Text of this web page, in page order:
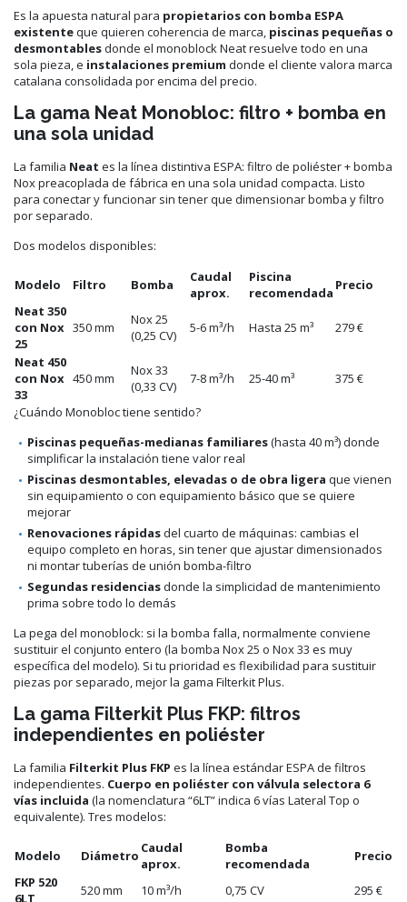
Es la apuesta natural para propietarios con bomba ESPA
existenteque quieren coherencia de marca, piscinas pequeñas o
desmontablesdonde el monoblock Neat resuelve todo en una
sola pieza, e instalaciones premium donde el cliente valora marca
catalana consolidada por encima del precio.
La gama Neat Monobloc: filtro + bomba en
una sola unidad
La familia Neat es la línea distintiva ESPA: filtro de poliéster + bomba
Nox preacoplada de fábrica en una sola unidad compacta. Listo
para conectar y funcionar sin tener que dimensionar bomba y filtro
por separado.
Dos modelos disponibles:
Modelo Filtro Bomba
Caudal
aprox.
Piscina
recomendada Precio
Neat 350
con Nox
25
350 mm
Nox 25
(0,25 CV)
5-6 m³/h Hasta 25 m³ 279 €
Neat 450
con Nox
33
450 mm
Nox 33
(0,33 CV)
7-8 m³/h 25-40 m³ 375 €
¿Cuándo Monobloc tiene sentido?
Piscinas pequeñas-medianas familiares(hasta 40 m³) donde
simplificar la instalación tiene valor real
Piscinas desmontables, elevadas o de obra ligera que vienen
sin equipamiento o con equipamiento básico que se quiere
mejorar
Renovaciones rápidasdel cuarto de máquinas: cambias el
equipo completo en horas, sin tener que ajustar dimensionados
ni montar tuberías de unión bomba-filtro
Segundas residenciasdonde la simplicidad de mantenimiento
prima sobre todo lo demás
La pega del monoblock: si la bomba falla, normalmente conviene
sustituir el conjunto entero (la bomba Nox 25 o Nox 33 es muy
específica del modelo). Si tu prioridad es flexibilidad para sustituir
piezas por separado, mejor la gama Filterkit Plus.
La gama Filterkit Plus FKP: filtros
independientes en poliéster
La familia Filterkit Plus FKP es la línea estándar ESPA de filtros
independientes. Cuerpo en poliéster con válvula selectora 6
vías incluida (la nomenclatura “6LT” indica 6 vías Lateral Top o
equivalente). Tres modelos:
Modelo Diámetro Caudal
aprox.
Bomba
recomendada
Precio
FKP 520
6LT
520 mm 10 m³/h 0,75 CV
295 €